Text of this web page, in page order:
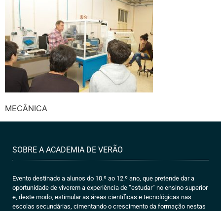
MECÂNICA
SOBRE A ACADEMIA DE VERÃO
Evento destinado a alunos do 10.º ao 12.º ano, que pretende dar a
oportunidade de viverem a experiência de “estudar” no ensino superior
e, deste modo, estimular as áreas científicas e tecnológicas nas
escolas secundárias, cimentando o crescimento da formação nestas